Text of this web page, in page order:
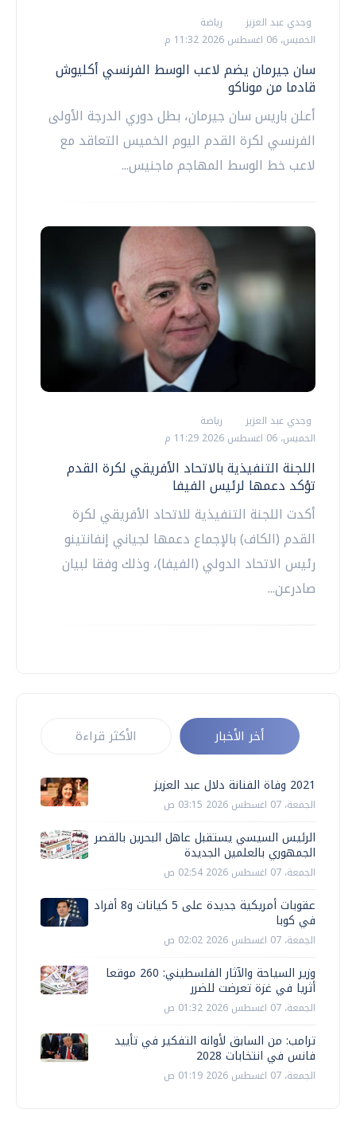
وجدي عبد العزيز
رياضة
الخميس، 06 اغسطس 2026 11:32 م
سان جيرمان يضم لاعب الوسط الفرنسي أكليوش
قادما من موناكو
أعلن باريس سان جيرمان، بطل دوري الدرجة الأولى
الفرنسي لكرة القدم ‌اليوم الخميس التعاقد مع
لاعب خط الوسط المهاجم ماجنيس...
وجدي عبد العزيز
رياضة
الخميس، 06 اغسطس 2026 11:29 م
اللجنة التنفيذية بالاتحاد الأفريقي لكرة القدم
تؤكد دعمها لرئيس الفيفا
أكدت اللجنة التنفيذية للاتحاد الأفريقي لكرة
القدم (الكاف) بالإجماع دعمها لجياني إنفانتينو
رئيس ‌الاتحاد الدولي (الفيفا)، وذلك وفقا لبيان
صادرعن...
أخر الأخبار الأكثر قراءة
2021 وفاة الفنانة دلال عبد العزيز
الجمعة، 07 اغسطس 2026 03:15 ص
الرئيس السيسي يستقبل عاهل البحرين بالقصر
الجمهوري بالعلمين الجديدة
الجمعة، 07 اغسطس 2026 02:54 ص
عقوبات أمريكية جديدة على 5 كيانات و8 أفراد
في كوبا
الجمعة، 07 اغسطس 2026 02:02 ص
وزير السياحة والآثار الفلسطيني: 260 موقعا
أثريا في غزة تعرضت للضرر
الجمعة، 07 اغسطس 2026 01:32 ص
ترامب: من السابق لأوانه التفكير في تأييد
فانس في انتخابات 2028
الجمعة، 07 اغسطس 2026 01:19 ص